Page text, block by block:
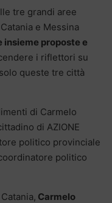
tre grandi aree
e Messina
insieme proposte e
i riflettori su
queste tre città
di Carmelo
di AZIONE
politico provinciale
politico
Carmelo